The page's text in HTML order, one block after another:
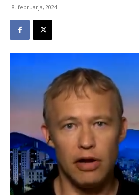
8. februarja, 2024